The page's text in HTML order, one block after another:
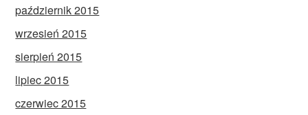
październik 2015
wrzesień 2015
sierpień 2015
lipiec 2015
czerwiec 2015